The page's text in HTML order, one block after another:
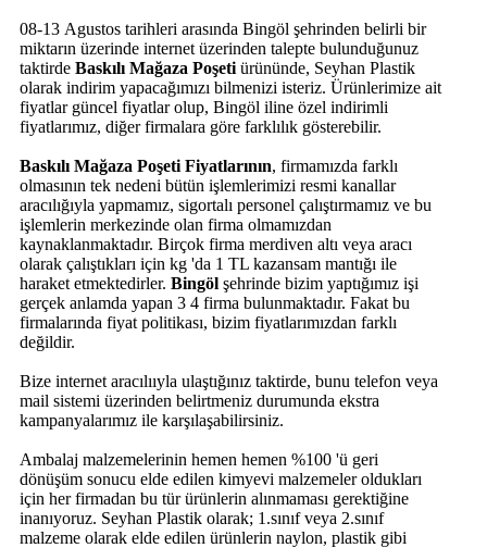
08-13 Agustos tarihleri arasında Bingöl şehrinden belirli bir
miktarın üzerinde internet üzerinden talepte bulunduğunuz
taktirde Baskılı Mağaza Poşeti ürününde, Seyhan Plastik
olarak indirim yapacağımızı bilmenizi isteriz. Ürünlerimize ait
fiyatlar güncel fiyatlar olup, Bingöl iline özel indirimli
fiyatlarımız, diğer firmalara göre farklılık gösterebilir.
Baskılı Mağaza Poşeti Fiyatlarının, firmamızda farklı
olmasının tek nedeni bütün işlemlerimizi resmi kanallar
aracılığıyla yapmamız, sigortalı personel çalıştırmamız ve bu
işlemlerin merkezinde olan firma olmamızdan
kaynaklanmaktadır. Birçok firma merdiven altı veya aracı
olarak çalıştıkları için kg 'da 1 TL kazansam mantığı ile
haraket etmektedirler. Bingöl şehrinde bizim yaptığımız işi
gerçek anlamda yapan 3 4 firma bulunmaktadır. Fakat bu
firmalarında fiyat politikası, bizim fiyatlarımızdan farklı
değildir.
Bize internet aracılııyla ulaştığınız taktirde, bunu telefon veya
mail sistemi üzerinden belirtmeniz durumunda ekstra
kampanyalarımız ile karşılaşabilirsiniz.
Ambalaj malzemelerinin hemen hemen %100 'ü geri
dönüşüm sonucu elde edilen kimyevi malzemeler oldukları
için her firmadan bu tür ürünlerin alınmaması gerektiğine
inanıyoruz. Seyhan Plastik olarak; 1.sınıf veya 2.sınıf
malzeme olarak elde edilen ürünlerin naylon, plastik gibi